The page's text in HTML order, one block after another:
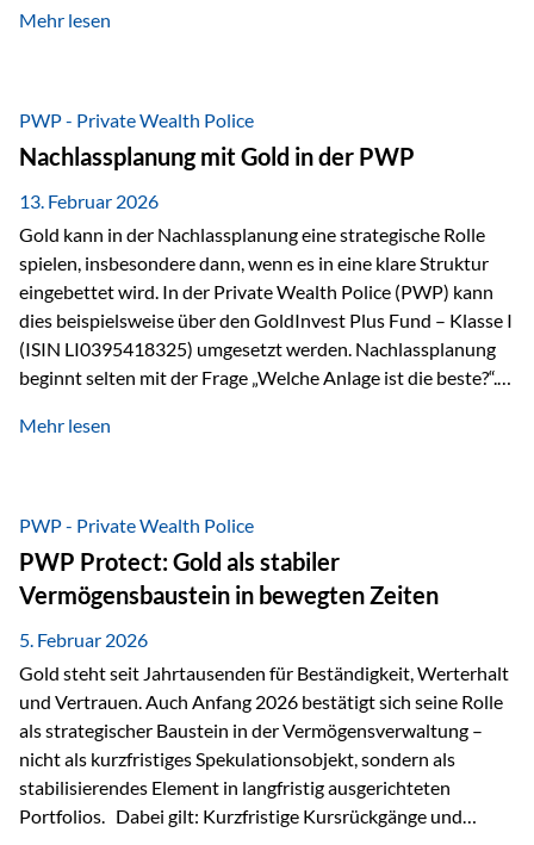
Wer Vermögen ausschließlich in einem Rechtsraum
Liechtenstein eine Rolle spielen: außerhalb der EU, ohne
Euro, mit einem eigenständigen Rechts- und Finanzplatz.
Und genau an dieser Stelle setzt der 3-Zellenschutz an –…
Mehr lesen
PWP - Private Wealth Police
Nachlassplanung mit Gold in der PWP
13. Februar 2026
Gold kann in der Nachlassplanung eine strategische Rolle
spielen, insbesondere dann, wenn es in eine klare Struktur
eingebettet wird. In der Private Wealth Police (PWP) kann
dies beispielsweise über den GoldInvest Plus Fund – Klasse I
(ISIN LI0395418325) umgesetzt werden. Nachlassplanung
beginnt selten mit der Frage „Welche Anlage ist die beste?“.
was bekommen – wann – und in welcher Struktur?Und vor
bei größeren Vermögen ist das entscheidend.
Mehr lesen
PWP - Private Wealth Police
PWP Protect: Gold als stabiler
Vermögensbaustein in bewegten Zeiten
5. Februar 2026
Gold steht seit Jahrtausenden für Beständigkeit, Werterhalt
und Vertrauen. Auch Anfang 2026 bestätigt sich seine Rolle
als strategischer Baustein in der Vermögensverwaltung –
nicht als kurzfristiges Spekulationsobjekt, sondern als
stabilisierendes Element in langfristig ausgerichteten
Portfolios. Dabei gilt: Kurzfristige Kursrückgänge und